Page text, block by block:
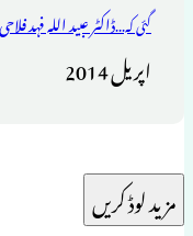
گئی کہ...ڈاکٹر عبید اللہ فہد فلاحی
اپریل 2014
مزید لوڈ کریں